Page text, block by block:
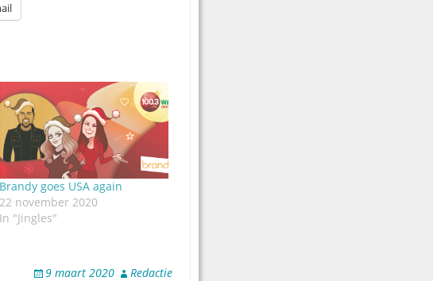
Brandy goes USA again
22 november 2020
In "Jingles"
9 maart 2020 Redactie